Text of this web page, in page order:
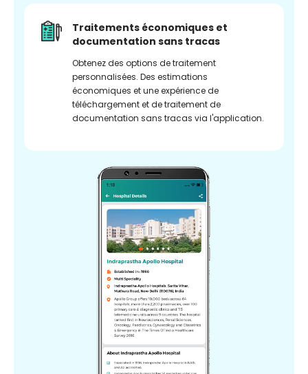
Traitements économiques et
documentation sans tracas
Obtenez des options de traitement
personnalisées. Des estimations
économiques et une expérience de
téléchargement et de traitement de
documentation sans tracas via l'application.